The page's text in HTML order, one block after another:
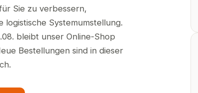
Sie zu verbessern,
logistische Systemumstellung.
bleibt unser Online-Shop
Bestellungen sind in dieser